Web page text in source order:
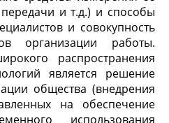
и т.д.) и способы
и совокупность
организации работы.
распространения
является решение
общества (внедрения
на обеспечение
использования